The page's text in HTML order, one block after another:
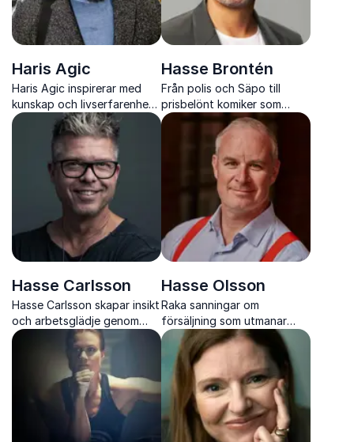
Haris Agic
Haris Agic inspirerar med
kunskap och livserfarenhet
om mångfald, inkludering
och kulturmöten
Hasse Brontén
Från polis och Säpo till
prisbelönt komiker som
berör med humor, värme och
starka berättelser om livet
Hasse Carlsson
Hasse Carlsson skapar insikt
och arbetsglädje genom
humor, värme och tydliga
perspektiv på hur människor
fungerar tillsammans.
Hasse Olsson
Raka sanningar om
försäljning som utmanar
invanda arbetssätt och ger
dig verktyg att skapa bättre
affärer och tydliga resultat
direkt.